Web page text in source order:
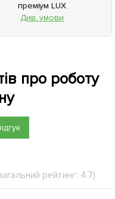
преміум LUX
Див. умови
про роботу
рейтинг: 4.7)